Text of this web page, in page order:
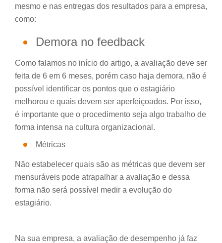
mesmo e nas entregas dos resultados para a empresa,
como:
Demora no feedback
Como falamos no início do artigo, a avaliação deve ser
feita de 6 em 6 meses, porém caso haja demora, não é
possível identificar os pontos que o estagiário
melhorou e quais devem ser aperfeiçoados. Por isso,
é importante que o procedimento seja algo trabalho de
forma intensa na cultura organizacional.
Métricas
Não estabelecer quais são as métricas que devem ser
mensuráveis pode atrapalhar a avaliação e dessa
forma não será possível medir a evolução do
estagiário.
Na sua empresa, a avaliação de desempenho já faz